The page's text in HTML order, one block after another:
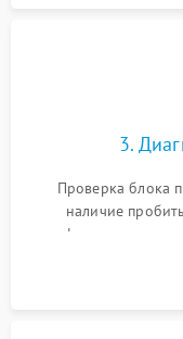
3.
Проверка блока
наличие
картриджа и